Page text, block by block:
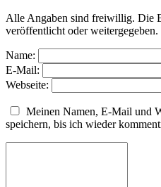
Alle Angaben sind freiwillig. Die
veröffentlicht oder weitergegeben.
Name:
E-Mail:
Webseite:
Meinen Namen, E-Mail und
speichern, bis ich wieder